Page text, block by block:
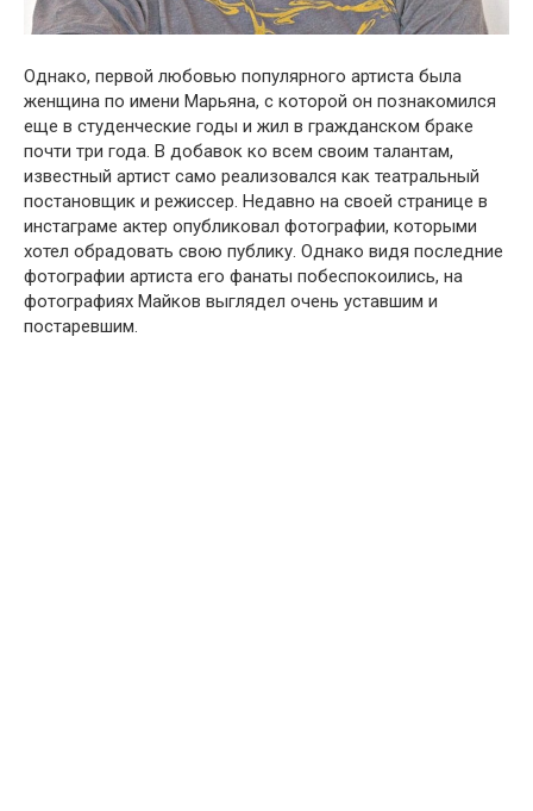
Однако, первой любовью популярного артиста была
женщина по имени Марьяна, с которой он познакомился
еще в студенческие годы и жил в гражданском браке
почти три года. В добавок ко всем своим талантам,
известный артист само реализовался как театральный
постановщик и режиссер. Недавно на своей странице в
инстаграме актер опубликовал фотографии, которыми
хотел обрадовать свою публику. Однако видя последние
фотографии артиста его фанаты побеспокоились, на
фотографиях Майков выглядел очень уставшим и
постаревшим.